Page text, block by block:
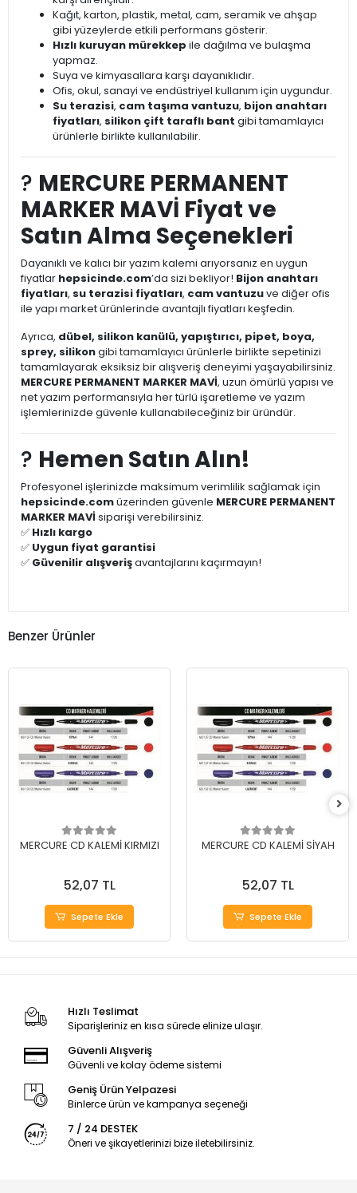
Kağıt, karton, plastik, metal, cam, seramik ve ahşap
gibi yüzeylerde etkili performans gösterir.
Hızlı kuruyan mürekkep ile dağılma ve bulaşma
yapmaz.
Suya ve kimyasallara karşı dayanıklıdır.
Ofis, okul, sanayi ve endüstriyel kullanım için uygundur.
Su terazisi, cam taşıma vantuzu, bijon anahtarı
fiyatları, silikon çift taraflı bant gibi tamamlayıcı
ürünlerle birlikte kullanılabilir.
? MERCURE PERMANENT
MARKER MAVİ Fiyat ve
Satın Alma Seçenekleri
Dayanıklı ve kalıcı bir yazım kalemi arıyorsanız en uygun
fiyatlar hepsicinde.com’da sizi bekliyor! Bijon anahtarı
fiyatları, su terazisi fiyatları, cam vantuzuve diğer ofis
ile yapı market ürünlerinde avantajlı fiyatları keşfedin.
Ayrıca, dübel, silikon kanülü, yapıştırıcı, pipet, boya,
sprey, silikongibi tamamlayıcı ürünlerle birlikte sepetinizi
tamamlayarak eksiksiz bir alışveriş deneyimi yaşayabilirsiniz.
MERCURE PERMANENT MARKER MAVİ, uzun ömürlü yapısı ve
net yazım performansıyla her türlü işaretleme ve yazım
işlemlerinizde güvenle kullanabileceğiniz bir üründür.
? Hemen Satın Alın!
Profesyonel işlerinizde maksimum verimlilik sağlamak için
hepsicinde.comüzerinden güvenle MERCURE PERMANENT
MARKER MAVİ siparişi verebilirsiniz.
✅ Hızlı kargo
✅ Uygun fiyat garantisi
✅ Güvenilir alışverişavantajlarını kaçırmayın!
Benzer Ürünler
MERCURE CD KALEMİ KIRMIZI
52,07 TL
Sepete Ekle
MERCURE CD KALEMİ SİYAH
52,07 TL
Sepete Ekle
Hızlı Teslimat
Siparişleriniz en kısa sürede elinize ulaşır.
Güvenli Alışveriş
Güvenli ve kolay ödeme sistemi
Geniş Ürün Yelpazesi
Binlerce ürün ve kampanya seçeneği
7 / 24 DESTEK
Öneri ve şikayetlerinizi bize iletebilirsiniz.